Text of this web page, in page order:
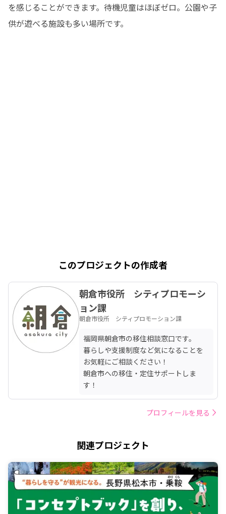
を感じることができます。待機児童はほぼゼロ。公園や子
供が遊べる施設も多い場所です。
このプロジェクトの作成者
朝倉市役所 シティプロモーシ
ョン課
朝倉市役所 シティプロモーション課
福岡県朝倉市の移住相談窓口です。
暮らしや支援制度など気になることを
お気軽にご相談ください！
朝倉市への移住・定住サポートしま
す！
プロフィールを見る
関連プロジェクト